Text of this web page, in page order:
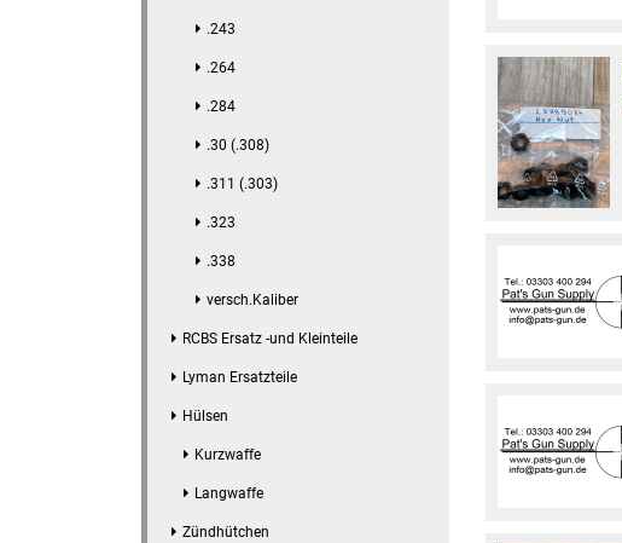
.243
.264
.284
.30 (.308)
.311 (.303)
.323
.338
versch.Kaliber
RCBS Ersatz -und Kleinteile
Lyman Ersatzteile
Hülsen
Kurzwaffe
Langwaffe
Zündhütchen